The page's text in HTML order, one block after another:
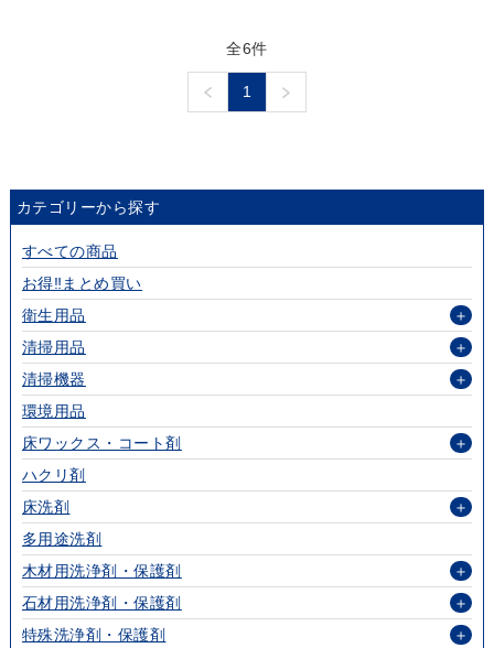
カテゴリーから探す
すべての商品
お得‼まとめ買い
衛生用品
＋
清掃用品
＋
清掃機器
＋
環境用品
床ワックス・コート剤
＋
ハクリ剤
床洗剤
＋
多用途洗剤
木材用洗浄剤・保護剤
＋
石材用洗浄剤・保護剤
＋
特殊洗浄剤・保護剤
＋
全6件
1